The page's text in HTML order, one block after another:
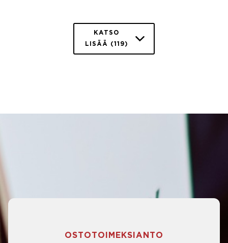
KATSO
LISÄÄ (119)
OSTOTOIMEKSIANTO